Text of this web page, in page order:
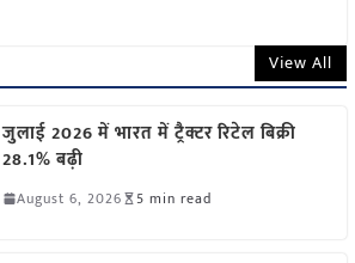
View All
जुलाई 2026 में भारत में ट्रैक्टर रिटेल बिक्री
28.1% बढ़ी
August 6, 2026 5 min read